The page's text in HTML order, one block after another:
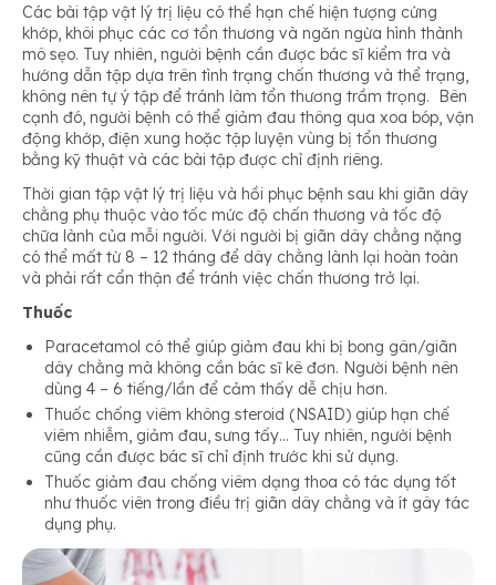
Các bài tập vật lý trị liệu có thể hạn chế hiện tượng cứng
khớp, khôi phục các cơ tổn thương và ngăn ngừa hình thành
mô sẹo. Tuy nhiên, người bệnh cần được bác sĩ kiểm tra và
hướng dẫn tập dựa trên tình trạng chấn thương và thể trạng,
không nên tự ý tập để tránh làm tổn thương trầm trọng. Bên
cạnh đó, người bệnh có thể giảm đau thông qua xoa bóp, vận
động khớp, điện xung hoặc tập luyện vùng bị tổn thương
bằng kỹ thuật và các bài tập được chỉ định riêng.
Thời gian tập vật lý trị liệu và hồi phục bệnh sau khi giãn dây
chằng phụ thuộc vào tốc mức độ chấn thương và tốc độ
chữa lành của mỗi người. Với người bị giãn dây chằng nặng
có thể mất từ 8 – 12 tháng để dây chằng lành lại hoàn toàn
và phải rất cẩn thận để tránh việc chấn thương trở lại.
Thuốc
Paracetamol có thể giúp giảm đau khi bị bong gân/giãn
dây chằng mà không cần bác sĩ kê đơn. Người bệnh nên
dùng 4 – 6 tiếng/lần để cảm thấy dễ chịu hơn.
Thuốc chống viêm không steroid (NSAID) giúp hạn chế
viêm nhiễm, giảm đau, sưng tấy… Tuy nhiên, người bệnh
cũng cần được bác sĩ chỉ định trước khi sử dụng.
Thuốc giảm đau chống viêm dạng thoa có tác dụng tốt
như thuốc viên trong điều trị giãn dây chằng và ít gây tác
dụng phụ.